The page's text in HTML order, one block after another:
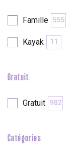
Famille 555
Kayak 11
Gratuit
Gratuit 982
Catégories